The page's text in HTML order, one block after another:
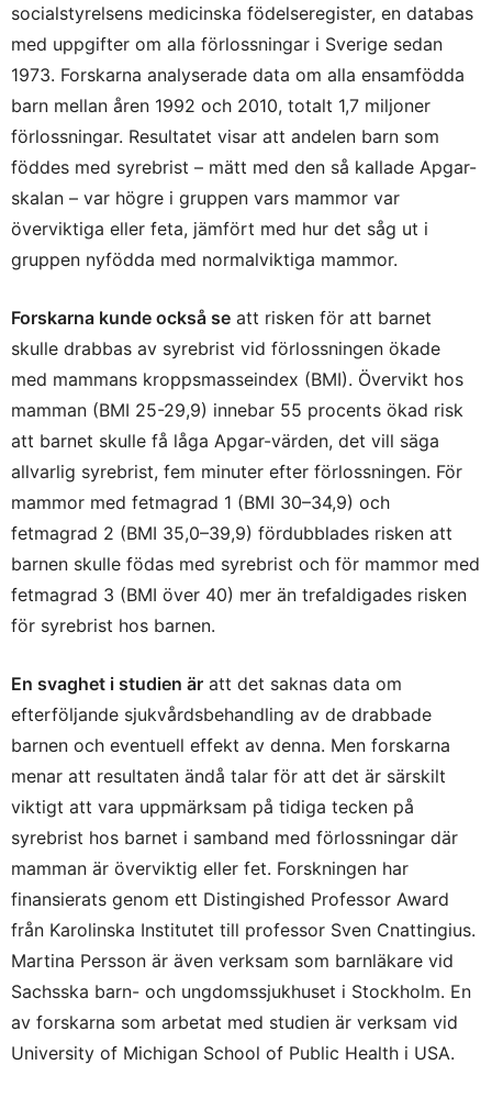
socialstyrelsens medicinska födelseregister, en databas
med uppgifter om alla förlossningar i Sverige sedan
1973. Forskarna analyserade data om alla ensamfödda
barn mellan åren 1992 och 2010, totalt 1,7 miljoner
förlossningar. Resultatet visar att andelen barn som
föddes med syrebrist – mätt med den så kallade Apgar-
skalan – var högre i gruppen vars mammor var
överviktiga eller feta, jämfört med hur det såg ut i
gruppen nyfödda med normalviktiga mammor.
Forskarna kunde också se att risken för att barnet
skulle drabbas av syrebrist vid förlossningen ökade
med mammans kroppsmasseindex (BMI). Övervikt hos
mamman (BMI 25-29,9) innebar 55 procents ökad risk
att barnet skulle få låga Apgar-värden, det vill säga
allvarlig syrebrist, fem minuter efter förlossningen. För
mammor med fetmagrad 1 (BMI 30–34,9) och
fetmagrad 2 (BMI 35,0–39,9) fördubblades risken att
barnen skulle födas med syrebrist och för mammor med
fetmagrad 3 (BMI över 40) mer än trefaldigades risken
för syrebrist hos barnen.
En svaghet i studien är att det saknas data om
efterföljande sjukvårdsbehandling av de drabbade
barnen och eventuell effekt av denna. Men forskarna
menar att resultaten ändå talar för att det är särskilt
viktigt att vara uppmärksam på tidiga tecken på
syrebrist hos barnet i samband med förlossningar där
mamman är överviktig eller fet. Forskningen har
finansierats genom ett Distingished Professor Award
från Karolinska Institutet till professor Sven Cnattingius.
Martina Persson är även verksam som barnläkare vid
Sachsska barn- och ungdomssjukhuset i Stockholm. En
av forskarna som arbetat med studien är verksam vid
University of Michigan School of Public Health i USA.